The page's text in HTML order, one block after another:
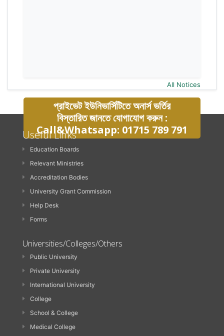
All Notices
প্রাইভেট ইউনিভার্সিটিতে অনার্স ভর্তির
বিস্তারিত জানতে যোগাযোগ করুন :
Call&Whatsapp: 01715 789 791
Useful Links
Education Boards
Relevant Ministries
Accreditation Bodies
University Grant Commission
Help Desk
Forms
Universities/Colleges/Others
Public University
Private University
International University
College
School & College
Medical College